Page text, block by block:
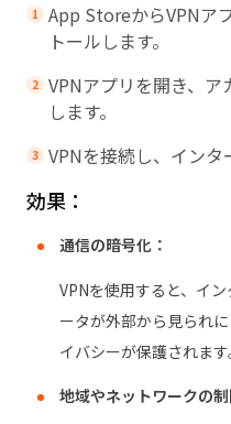
App StoreからVPNア
トールします。
VPNアプリを開き、
します。
VPNを接続し、インタ
効果：
通信の暗号化：
VPNを使用すると、イ
ータが外部から見られ
イバシーが保護されます
地域やネットワークの制